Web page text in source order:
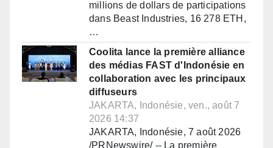
millions de dollars de participations
dans Beast Industries, 16 278 ETH,
…
Coolita lance la première alliance
des médias FAST d'Indonésie en
collaboration avec les principaux
diffuseurs
JAKARTA, Indonésie, ven., août 7
2026 14:37
JAKARTA, Indonésie, 7 août 2026
/PRNewswire/ -- La première